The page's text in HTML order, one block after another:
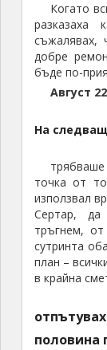
Когато
съжалявах,
добре
бъде по-
Август 22
На
точка от
използвал
Сертар,
тръгнем,
сутринта
план –
в крайна
половина